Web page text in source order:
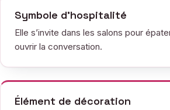
Symbole d’hospitalité
Elle s’invite dans les salons pour
ouvrir la conversation.
Élément de décoration